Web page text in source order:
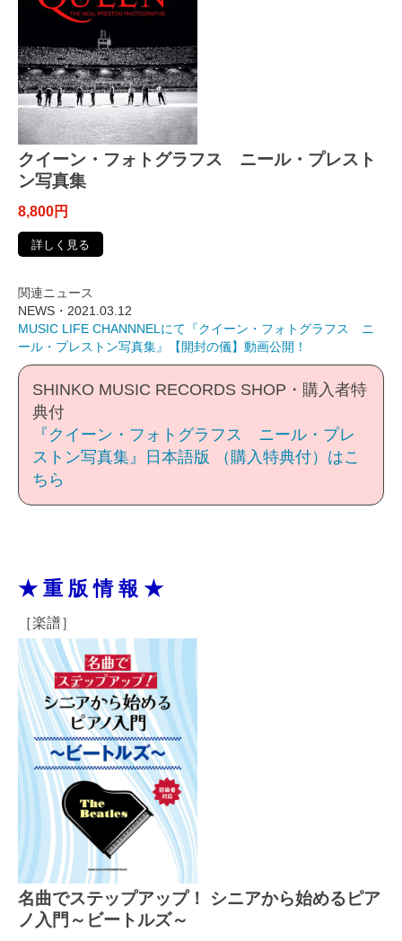
クイーン・フォトグラフス ニール・プレスト
ン写真集
8,800円
詳しく見る
関連ニュース
NEWS・2021.03.12
MUSIC LIFE CHANNNELにて『クイーン・フォトグラフス ニ
ール・プレストン写真集』【開封の儀】動画公開！
SHINKO MUSIC RECORDS SHOP・購入者特
典付
『クイーン・フォトグラフス ニール・プレ
ストン写真集』日本語版 （購入特典付）はこ
ちら
★ 重 版 情 報 ★
［楽譜］
名曲でステップアップ！ シニアから始めるピア
ノ入門～ビートルズ～